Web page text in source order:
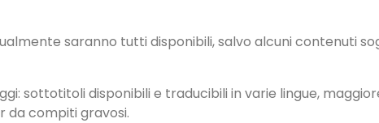
saranno tutti disponibili, salvo alcuni contenuti
sottotitoli disponibili e traducibili in varie lingue,
da compiti gravosi.